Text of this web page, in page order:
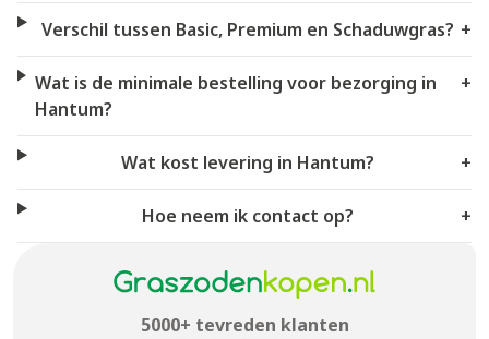
Verschil tussen Basic, Premium en Schaduwgras? +
Wat is de minimale bestelling voor bezorging in
Hantum?
+
Wat kost levering in Hantum? +
Hoe neem ik contact op? +
5000+ tevreden klanten